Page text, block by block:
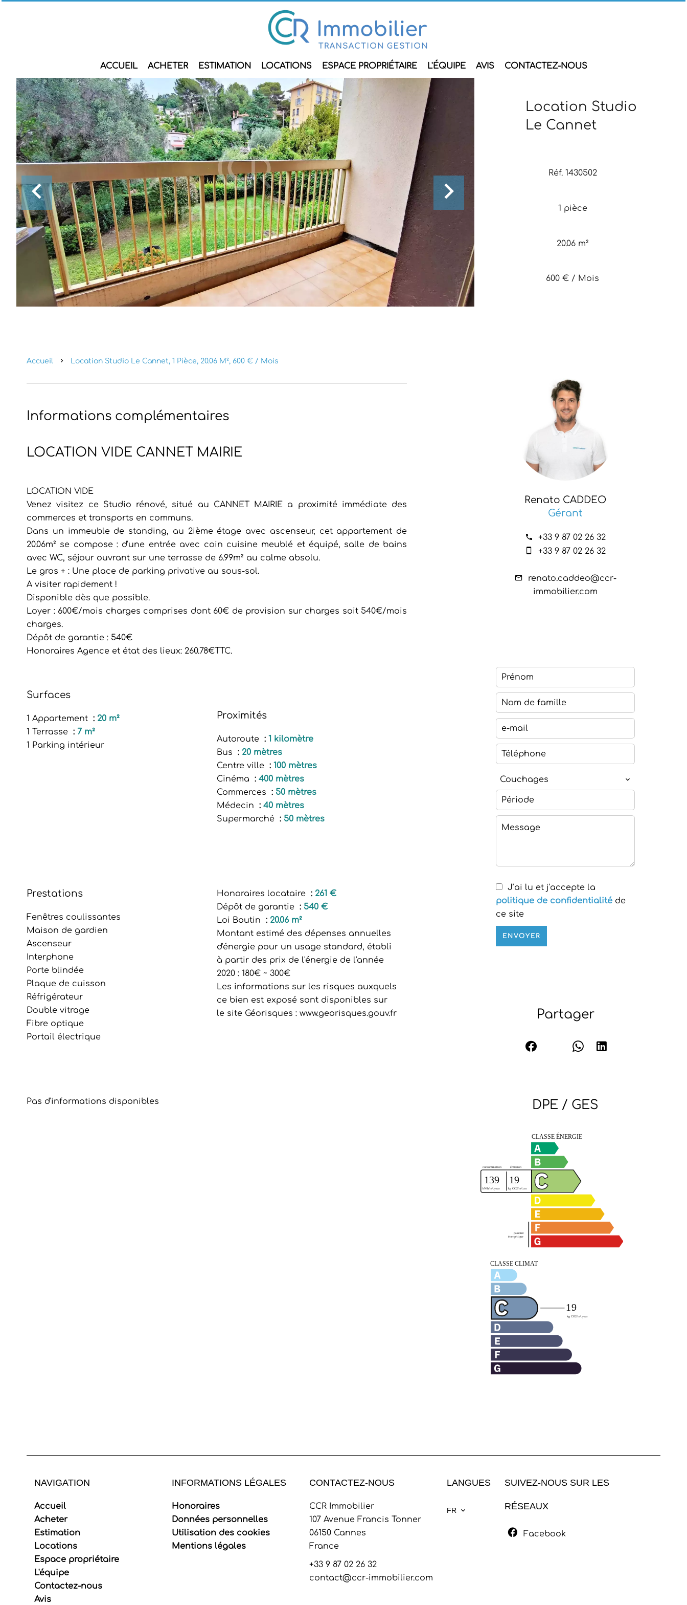
ACCUEIL ACHETER ESTIMATION LOCATIONS ESPACE PROPRIÉTAIRE L'ÉQUIPE AVIS CONTACTEZ-NOUS
Location Studio
Le Cannet
Réf. 1430502
1 pièce
20.06 m²
600 € / Mois
Accueil Location Studio Le Cannet, 1 Pièce, 20.06 M², 600 € / Mois
Informations complémentaires
LOCATION VIDE CANNET MAIRIE
LOCATION VIDE
Venez visitez ce Studio rénové, situé au CANNET MAIRIE a proximité immédiate des
commerces et transports en communs.
Dans un immeuble de standing, au 2ième étage avec ascenseur, cet appartement de
20.06m² se compose : d'une entrée avec coin cuisine meublé et équipé, salle de bains
avec WC, séjour ouvrant sur une terrasse de 6.99m² au calme absolu.
Le gros + : Une place de parking privative au sous-sol.
A visiter rapidement !
Disponible dès que possible.
Loyer : 600€/mois charges comprises dont 60€ de provision sur charges soit 540€/mois
charges.
Dépôt de garantie : 540€
Honoraires Agence et état des lieux: 260.78€TTC.
Surfaces
1 Appartement
20 m²
1 Terrasse
7 m²
1 Parking intérieur
Proximités
Autoroute
1 kilomètre
Bus
20 mètres
Centre ville
100 mètres
Cinéma
400 mètres
Commerces
50 mètres
Médecin
40 mètres
Supermarché
50 mètres
Prestations
Fenêtres coulissantes
Maison de gardien
Ascenseur
Interphone
Porte blindée
Plaque de cuisson
Réfrigérateur
Double vitrage
Fibre optique
Portail électrique
Honoraires locataire
261 €
Dépôt de garantie
540 €
Loi Boutin
20.06 m²
Montant estimé des dépenses annuelles
d'énergie pour un usage standard, établi
à partir des prix de l'énergie de l'année
2020 : 180€ ~ 300€
Les informations sur les risques auxquels
ce bien est exposé sont disponibles sur
le site Géorisques : www.georisques.gouv.fr
Pas d'informations disponibles
Renato CADDEO
Gérant
+33 9 87 02 26 32
+33 9 87 02 26 32
renato.caddeo@ccr-
immobilier.com
Couchages
J’ai lu et j'accepte la
politique de confidentialité de
ce site
ENVOYER
Partager
DPE / GES
NAVIGATION
Accueil
Acheter
Estimation
Locations
Espace propriétaire
L'équipe
Contactez-nous
Avis
INFORMATIONS LÉGALES
Honoraires
Données personnelles
Utilisation des cookies
Mentions légales
CONTACTEZ-NOUS
CCR Immobilier
107 Avenue Francis Tonner
06150Cannes
France
+33 9 87 02 26 32
contact@ccr-immobilier.com
LANGUES
FR
SUIVEZ-NOUS SUR LES
RÉSEAUX
Facebook